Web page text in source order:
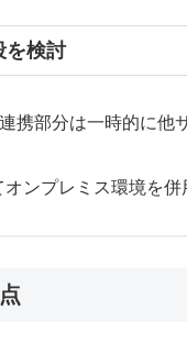
を検討
携部分は一時的に他
ンプレミス環境を併